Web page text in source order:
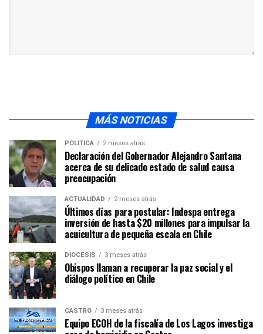
MÁS NOTICIAS
POLÍTICA 2 meses atrás
Declaración del Gobernador Alejandro Santana
acerca de su delicado estado de salud causa
preocupación
ACTUALIDAD 2 meses atrás
Últimos días para postular: Indespa entrega
inversión de hasta $20 millones para impulsar la
acuicultura de pequeña escala en Chile
DIÓCESIS 3 meses atrás
Obispos llaman a recuperar la paz social y el
diálogo político en Chile
CASTRO 3 meses atrás
Equipo ECOH de la fiscalía de Los Lagos investiga